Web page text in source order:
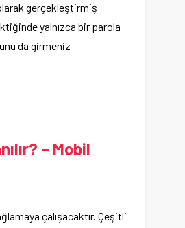
gerçekleştirmiş
yalnızca bir parola
da girmeniz
– Mobil
çalışacaktır. Çeşitli